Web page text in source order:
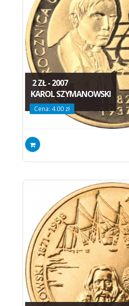
2 ZŁ - 2007
KAROL SZYMANOWSKI
Cena: 4.00 zł